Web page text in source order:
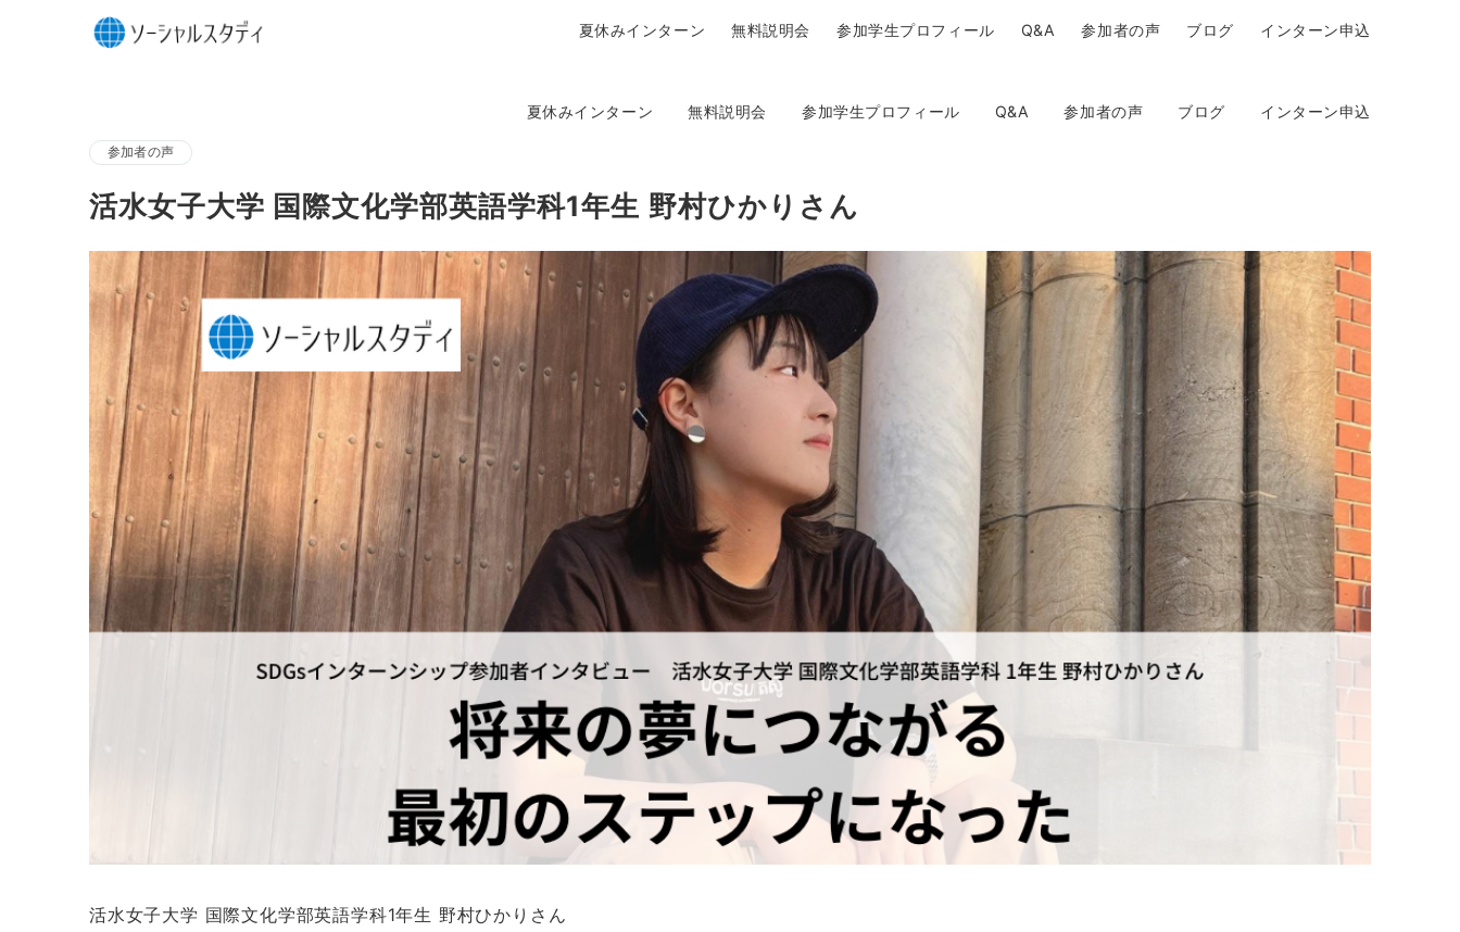
夏休みインターン 無料説明会 参加学生プロフィール Q&A 参加者の声 ブログ インターン申込
夏休みインターン 無料説明会 参加学生プロフィール Q&A 参加者の声 ブログ インターン申込
参加者の声
活水女子大学 国際文化学部英語学科1年生 野村ひかりさん
活水女子大学 国際文化学部英語学科1年生 野村ひかりさん